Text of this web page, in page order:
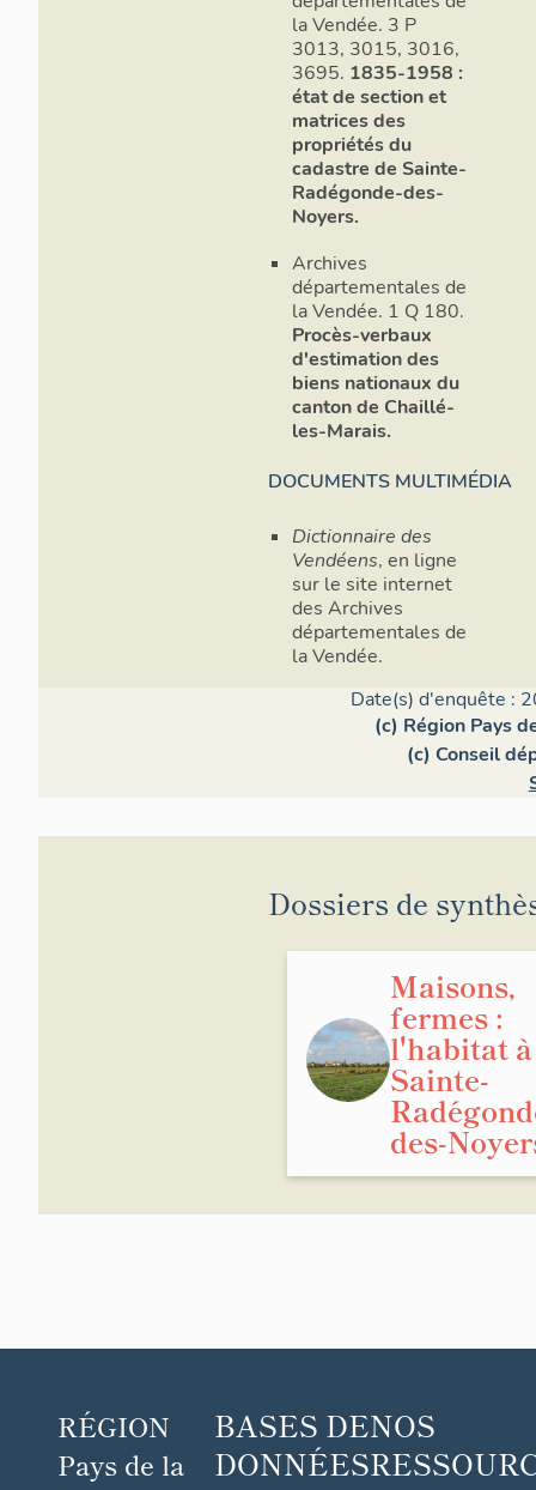
la Vendée. 3 P
3013, 3015, 3016,
3695. 1835-1958 :
état de section et
matrices des
propriétés du
cadastre de Sainte-
Radégonde-des-
Noyers.
Archives
départementales de
la Vendée. 1 Q 180.
Procès-verbaux
d'estimation des
biens nationaux du
canton de Chaillé-
les-Marais.
DOCUMENTS MULTIMÉDIA
Dictionnaire des
Vendéens, en ligne
sur le site internet
des Archives
départementales de
la Vendée.
Date(s) d'enquête :
(c) Région Pays
(c) Conseil
Dossiers de
Maisons,
fermes :
l'habitat à
Sainte-
des-
RÉGION
Pays de la
BASES DE
DONNÉES
NOS